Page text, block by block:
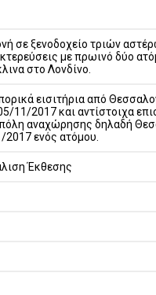
σε ξενοδοχείο τριών
με πρωινό δύο
στο Λονδίνο.
εισιτήρια από
11/2017 και αντίστοιχα
αναχώρησης δηλαδή
ενός ατόμου.
Έκθεσης